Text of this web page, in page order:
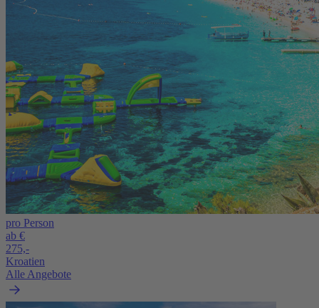
pro Person
ab €
275,-
Kroatien
Alle Angebote